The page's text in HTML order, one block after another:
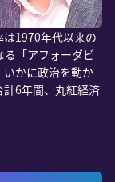
1970年代以来の
「アフォーダビ
いかに政治を動か
6年間、丸紅経済